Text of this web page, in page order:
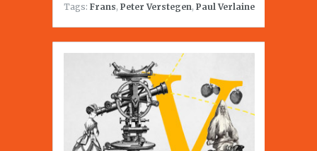
Tags: Frans, Peter Verstegen, Paul Verlaine